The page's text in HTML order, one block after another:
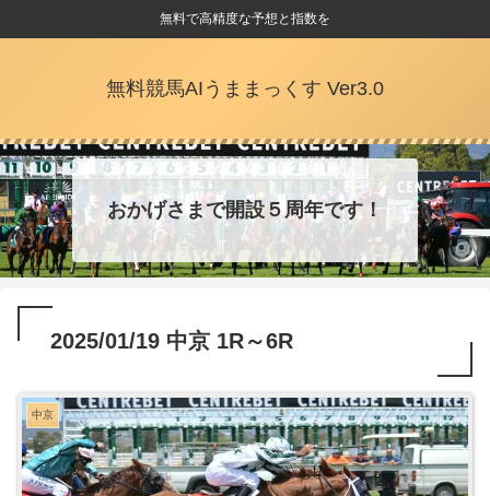
無料で高精度な予想と指数を
無料競馬AIうままっくす Ver3.0
おかげさまで開設５周年です！
2025/01/19 中京 1R～6R
中京